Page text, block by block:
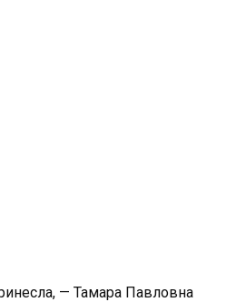
— Тамара Павловна